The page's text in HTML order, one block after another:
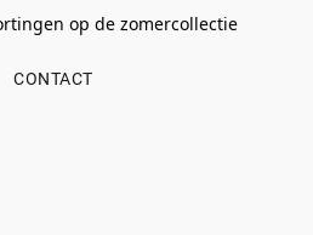
op de zomercollectie
CONTACT